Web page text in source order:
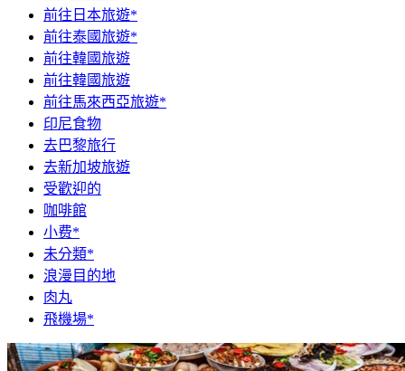
前往日本旅遊*
前往泰國旅遊*
前往韓國旅遊
前往韓國旅遊
前往馬來西亞旅遊*
印尼食物
去巴黎旅行
去新加坡旅遊
受歡迎的
咖啡館
小费*
未分類*
浪漫目的地
肉丸
飛機場*